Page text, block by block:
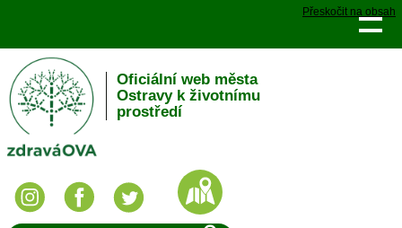
Přeskočit na obsah
Oficiální web města
Ostravy k životnímu
prostředí